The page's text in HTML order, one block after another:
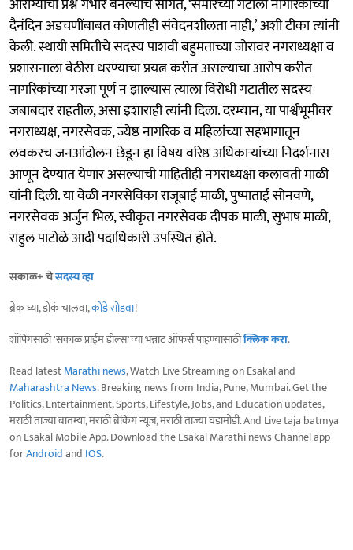
दैनंदिन अडचणींबाबत कोणतीही संवेदनशीलता नाही,’ अशी टीका त्यांनी
केली. स्थायी समितीचे सदस्य पाशवी बहुमताच्या जोरावर नगराध्यक्षा व
प्रशासनाला वेठीस धरण्याचा प्रयत्न करीत असल्याचा आरोप करीत
नागरिकांच्या गरजा पूर्ण न झाल्यास त्याला विरोधी गटातील सदस्य
जबाबदार राहतील, असा इशाराही त्यांनी दिला. दरम्यान, या पार्श्वभूमीवर
नगराध्यक्ष, नगरसेवक, ज्येष्ठ नागरिक व महिलांच्या सहभागातून
लवकरच जनआंदोलन छेडून हा विषय वरिष्ठ अधिकाऱ्यांच्या निदर्शनास
आणून देण्यात येणार असल्याची माहितीही नगराध्यक्षा कलावती माळी
यांनी दिली. या वेळी नगरसेविका राजूबाई माळी, पुष्पाताई सोनवणे,
नगरसेवक अर्जुन भिल, स्वीकृत नगरसेवक दीपक माळी, सुभाष माळी,
राहुल पाटोळे आदी पदाधिकारी उपस्थित होते.
सकाळ+ चेसदस्य व्हा
ब्रेक घ्या, डोकं चालवा,कोडे सोडवा!
शॉपिंगसाठी 'सकाळ प्राईम डील्स'च्या भन्नाट ऑफर्स पाहण्यासाठीक्लिक करा.
Read latestMarathi news, Watch Live Streaming on Esakal and
Maharashtra News. Breaking news from India, Pune, Mumbai. Get the
Politics, Entertainment, Sports, Lifestyle, Jobs, and Education updates,
मराठी ताज्या बातम्या, मराठी ब्रेकिंग न्यूज, मराठी ताज्या घडामोडी. And Live taja batmya
on Esakal Mobile App. Download the Esakal Marathi news Channel app
forAndroidand IOS.